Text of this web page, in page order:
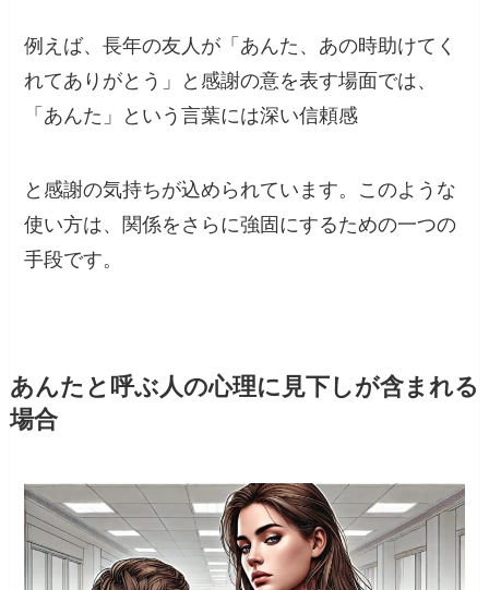
例えば、長年の友人が「あんた、あの時助けてく
れてありがとう」と感謝の意を表す場面では、
「あんた」という言葉には深い信頼感
と感謝の気持ちが込められています。このような
使い方は、関係をさらに強固にするための一つの
手段です。
あんたと呼ぶ人の心理に見下しが含まれる
場合